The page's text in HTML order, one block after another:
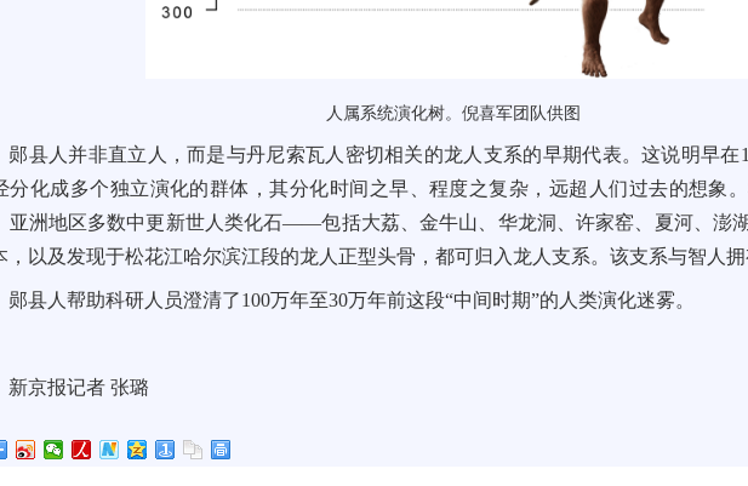
人属系统演化树。倪喜军团队供图
郧县人并非直立人，而是与丹尼索瓦人密切相关的龙人支系的早期代表。这说明早在
分化成多个独立演化的群体，其分化时间之早、程度之复杂，远超人们过去的想象
亚洲地区多数中更新世人类化石——包括大荔、金牛山、华龙洞、许家窑、夏河、澎
，以及发现于松花江哈尔滨江段的龙人正型头骨，都可归入龙人支系。该支系与智人拥
郧县人帮助科研人员澄清了100万年至30万年前这段“中间时期”的人类演化迷雾。
新京报记者 张璐